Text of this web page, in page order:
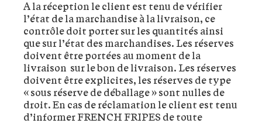
A la réception le client est tenu de vérifier
l’état de la marchandise à la livraison, ce
contrôle doit porter sur les quantités ainsi
que sur l’état des marchandises. Les réserves
doivent être portées au moment de la
livraison sur le bon de livraison. Les réserves
doivent être explicites, les réserves de type
« sous réserve de déballage » sont nulles de
droit. En cas de réclamation le client est tenu
d’informer FRENCH FRIPES de toute